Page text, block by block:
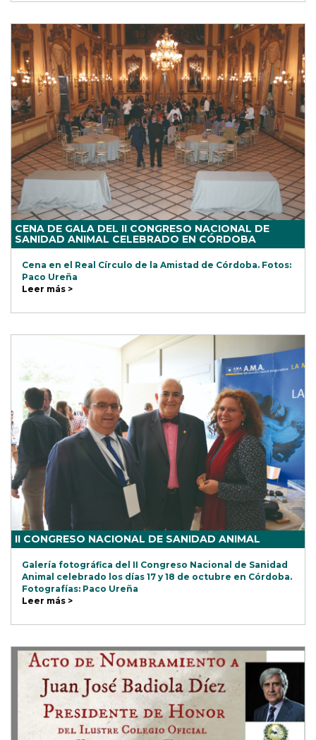
CENA DE GALA DEL II CONGRESO NACIONAL DE
SANIDAD ANIMAL CELEBRADO EN CÓRDOBA
Cena en el Real Círculo de la Amistad de Córdoba. Fotos:
Paco Ureña
Leer más >
II CONGRESO NACIONAL DE SANIDAD ANIMAL
Galería fotográfica del II Congreso Nacional de Sanidad
Animal celebrado los días 17 y 18 de octubre en Córdoba.
Fotografías: Paco Ureña
Leer más >